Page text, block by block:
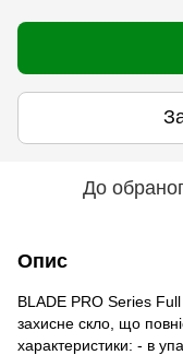
До
Опис
BLADE PRO Series
захисне скло, що
характеристики: - в